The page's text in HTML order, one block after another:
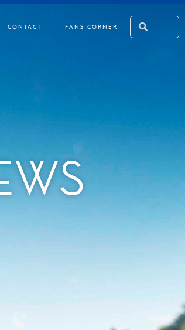
CONTACT FANS CORNER